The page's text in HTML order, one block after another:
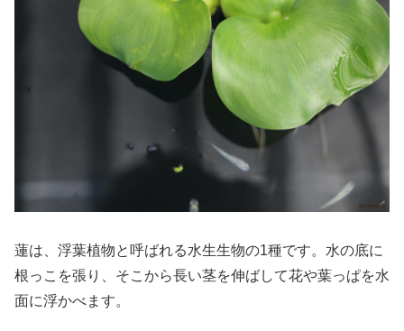
蓮は、浮葉植物と呼ばれる水生生物の1種です。水の底に
根っこを張り、そこから長い茎を伸ばして花や葉っぱを水
面に浮かべます。